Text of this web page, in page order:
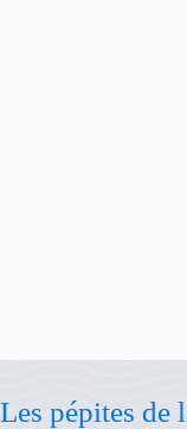
Les pépites de